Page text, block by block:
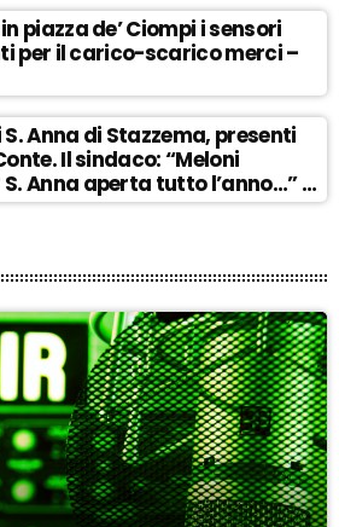
piazza de’ Ciompi i sensori
per il carico-scarico merci –
Anna di Stazzema, presenti
Il sindaco: “Meloni
Anna aperta tutto l’anno…” –